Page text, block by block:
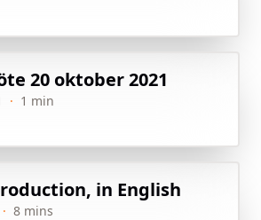
20 oktober 2021
· 1 min
in English
· 8 mins